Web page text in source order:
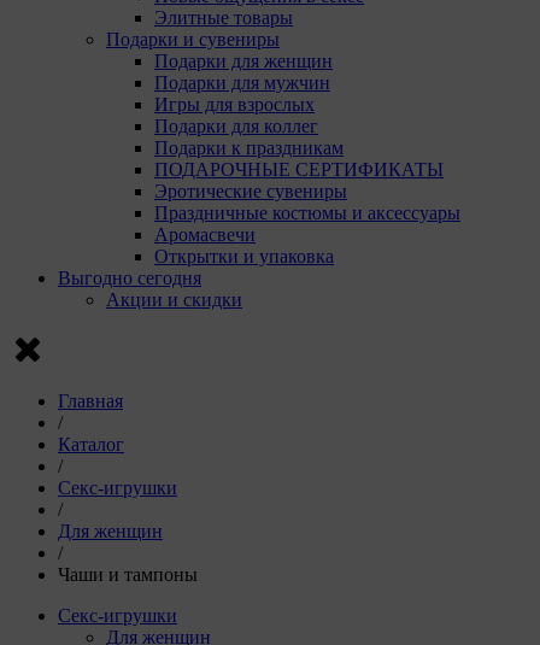
Элитные товары
Подарки и сувениры
Подарки для женщин
Подарки для мужчин
Игры для взрослых
Подарки для коллег
Подарки к праздникам
ПОДАРОЧНЫЕ СЕРТИФИКАТЫ
Эротические сувениры
Праздничные костюмы и аксессуары
Аромасвечи
Открытки и упаковка
Выгодно сегодня
Акции и скидки
Главная
/
Каталог
/
Секс-игрушки
/
Для женщин
/
Чаши и тампоны
Секс-игрушки
Для женщин